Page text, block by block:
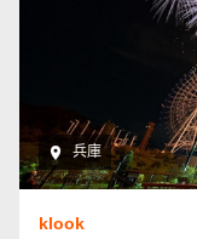
兵庫
klook